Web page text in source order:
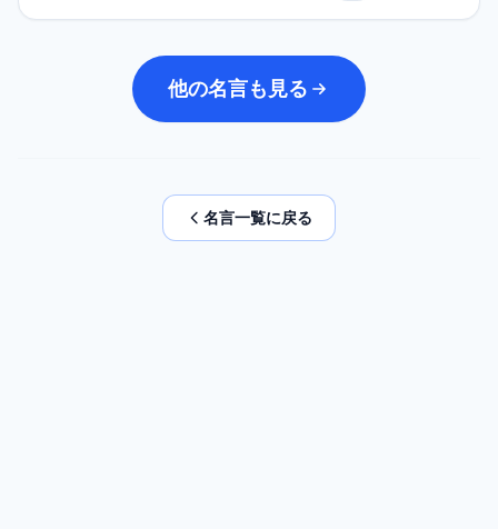
他の名言も見る
名言一覧に戻る